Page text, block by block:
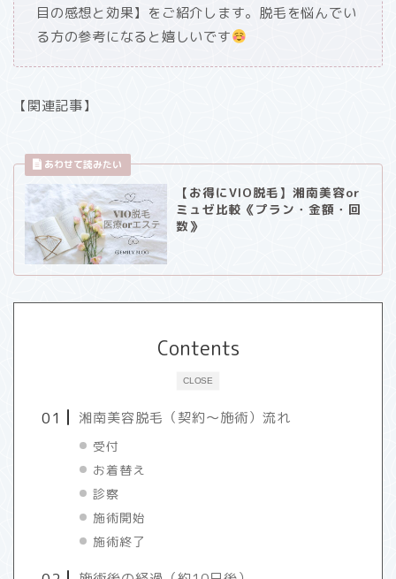
目の感想と効果】をご紹介します。脱毛を悩んでい
る方の参考になると嬉しいです
【関連記事】
【お得にVIO脱毛】湘南美容or
ミュゼ比較《プラン・金額・回
数》
CLOSE
Contents
湘南美容脱毛（契約〜施術）流れ
受付
お着替え
診察
施術開始
施術終了